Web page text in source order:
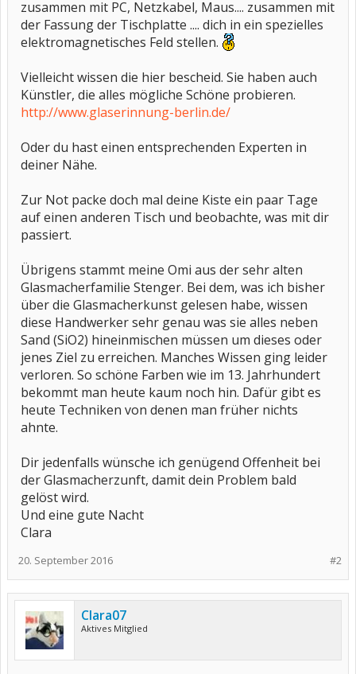
zusammen mit PC, Netzkabel, Maus.... zusammen mit
der Fassung der Tischplatte .... dich in ein spezielles
elektromagnetisches Feld stellen.
Vielleicht wissen die hier bescheid. Sie haben auch
Künstler, die alles mögliche Schöne probieren.
http://www.glaserinnung-berlin.de/
Oder du hast einen entsprechenden Experten in
deiner Nähe.
Zur Not packe doch mal deine Kiste ein paar Tage
auf einen anderen Tisch und beobachte, was mit dir
passiert.
Übrigens stammt meine Omi aus der sehr alten
Glasmacherfamilie Stenger. Bei dem, was ich bisher
über die Glasmacherkunst gelesen habe, wissen
diese Handwerker sehr genau was sie alles neben
Sand (SiO2) hineinmischen müssen um dieses oder
jenes Ziel zu erreichen. Manches Wissen ging leider
verloren. So schöne Farben wie im 13. Jahrhundert
bekommt man heute kaum noch hin. Dafür gibt es
heute Techniken von denen man früher nichts
ahnte.
Dir jedenfalls wünsche ich genügend Offenheit bei
der Glasmacherzunft, damit dein Problem bald
gelöst wird.
Und eine gute Nacht
Clara
#2
20. September 2016
Clara07
Aktives Mitglied